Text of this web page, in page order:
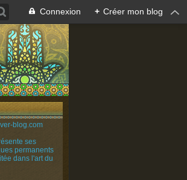
Connexion + Créer mon blog
blog.com
ses
permanents
dans l'art du